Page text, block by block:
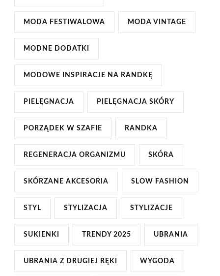
MODA FESTIWALOWA MODA VINTAGE
MODNE DODATKI
MODOWE INSPIRACJE NA RANDKĘ
PIELĘGNACJA PIELĘGNACJA SKÓRY
PORZĄDEK W SZAFIE RANDKA
REGENERACJA ORGANIZMU SKÓRA
SKÓRZANE AKCESORIA SLOW FASHION
STYL STYLIZACJA STYLIZACJE
SUKIENKI TRENDY 2025 UBRANIA
UBRANIA Z DRUGIEJ RĘKI WYGODA